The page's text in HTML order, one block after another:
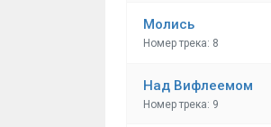
Молись
Номер трека: 8
Над Вифлеемом
Номер трека: 9